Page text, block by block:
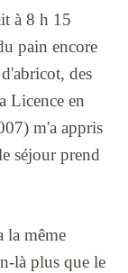
à 8 h 15
pain encore
des
Licence en
m'a appris
séjour prend
la même
là plus que le